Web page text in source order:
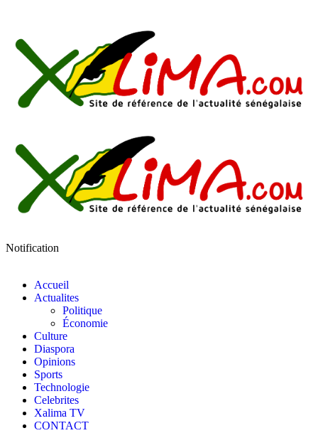
Notification
Accueil
Actualites
Politique
Économie
Culture
Diaspora
Opinions
Sports
Technologie
Celebrites
Xalima TV
CONTACT